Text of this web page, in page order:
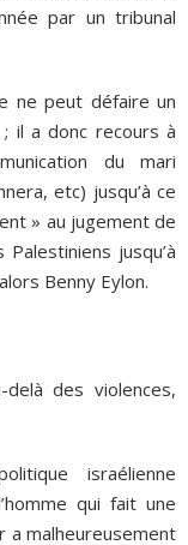
par un tribunal
ne peut défaire un
il a donc recours à
du mari
etc) jusqu’à ce
» au jugement de
jusqu’à
Benny Eylon.
des violences,
israélienne
qui fait une
a malheureusement